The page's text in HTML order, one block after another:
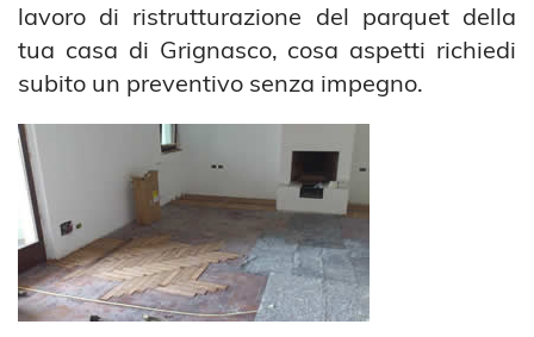
lavoro di ristrutturazione del parquet della
tua casa di Grignasco, cosa aspetti richiedi
subito un preventivo senza impegno.